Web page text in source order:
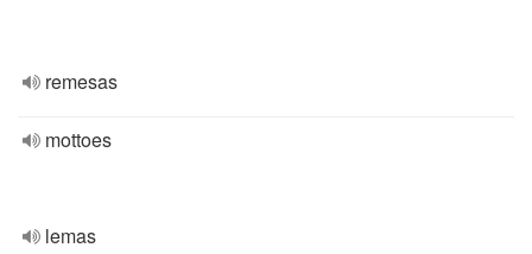
remesas
mottoes
lemas